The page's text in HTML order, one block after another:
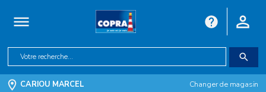
CARIOU MARCEL Changer de magasin